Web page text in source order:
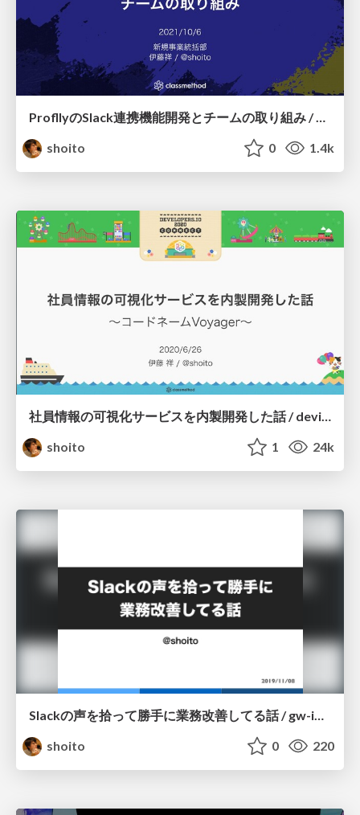
shoito
0 1.4k
社員情報の可視化サービスを内製開発した話 / devio2020-story-of-development-voyager
shoito
1 24k
Slackの声を拾って勝手に業務改善してる話 / gw-improve-productivity
shoito
0 220